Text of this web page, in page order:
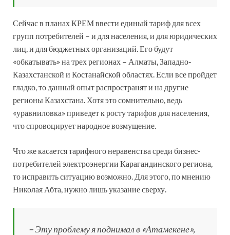
Сейчас в планах КРЕМ ввести единый тариф для всех
групп потребителей – и для населения, и для юридических
лиц, и для бюджетных организаций. Его будут
«обкатывать» на трех регионах – Алматы, Западно-
Казахстанской и Костанайской областях. Если все пройдет
гладко, то данный опыт распространят и на другие
регионы Казахстана. Хотя это сомнительно, ведь
«уравниловка» приведет к росту тарифов для населения,
что спровоцирует народное возмущение.
Что же касается тарифного неравенства среди бизнес-
потребителей электроэнергии Карагандинского региона,
то исправить ситуацию возможно. Для этого, по мнению
Николая Абта, нужно лишь указание сверху.
– Эту проблему я поднимал в «Атамекене»,